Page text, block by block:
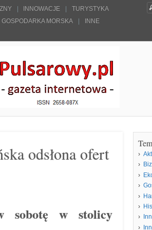
INNOWACJE
TURYSTYKA
GOSPODARKA MORSKA
INNE
odsłona ofert
sobotę w stolicy